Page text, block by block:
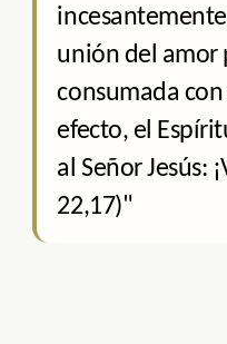
unión del amor
consumada con
efecto, el
al Señor Jesús:
22,17)"